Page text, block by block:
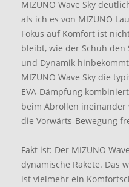
MIZUNO Wave Sky
als ich es von MIZUNO
Fokus auf Komfort ist
bleibt, wie der Schuh den
und Dynamik
MIZUNO Wave Sky die
EVA-Dämpfung
beim Abrollen
die Vorwärts-Bewegung
Fakt ist: Der MIZUNO
dynamische Rakete. Das
ist vielmehr ein